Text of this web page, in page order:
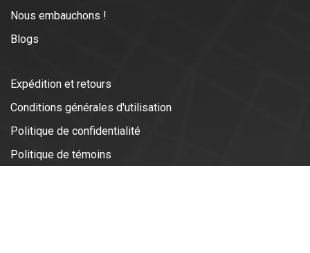
Nous embauchons !
Blogs
Expédition et retours
Conditions générales d'utilisation
Politique de confidentialité
Politique de témoins